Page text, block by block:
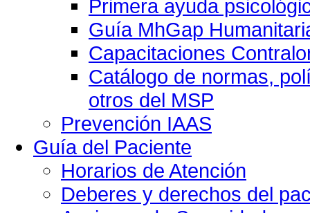
Primera ayuda
Guía MhGap
Capacitaciones
Catálogo de normas,
otros del MSP
Prevención IAAS
Guía del Paciente
Horarios de Atención
Deberes y derechos del